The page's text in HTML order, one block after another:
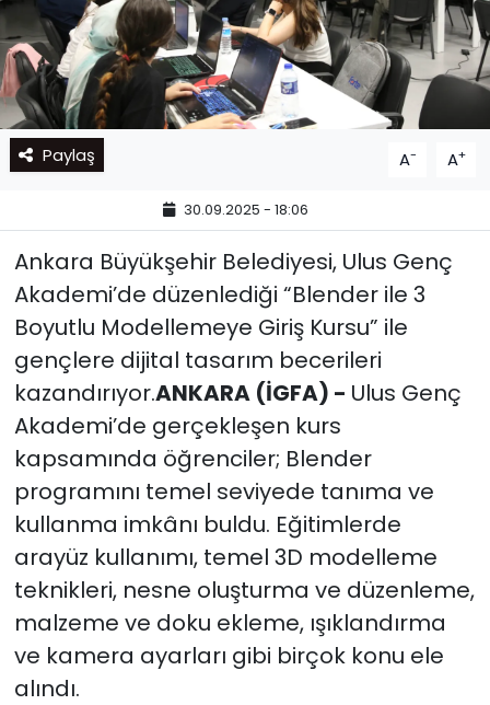
Paylaş A- A+
30.09.2025 - 18:06
Ankara Büyükşehir Belediyesi, Ulus Genç
Akademi’de düzenlediği “Blender ile 3
Boyutlu Modellemeye Giriş Kursu” ile
gençlere dijital tasarım becerileri
kazandırıyor.ANKARA (İGFA) - Ulus Genç
Akademi’de gerçekleşen kurs
kapsamında öğrenciler; Blender
programını temel seviyede tanıma ve
kullanma imkânı buldu. Eğitimlerde
arayüz kullanımı, temel 3D modelleme
teknikleri, nesne oluşturma ve düzenleme,
malzeme ve doku ekleme, ışıklandırma
ve kamera ayarları gibi birçok konu ele
alındı.